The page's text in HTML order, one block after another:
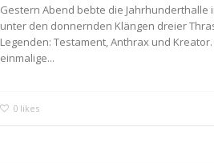
Gestern Abend bebte die Jahrhunderthalle
unter den donnernden Klängen dreier
Legenden: Testament, Anthrax und
einmalige...
0 likes